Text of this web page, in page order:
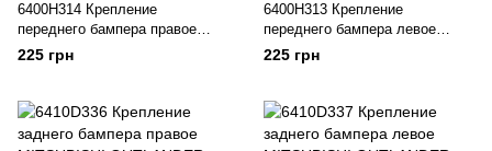
6400H314 Крепление
переднего бампера правое
MITSUBISHI OUTLANDER
(2014-20), (6400H314), (Новая
качества)
225 грн
6400H313 Крепление
переднего бампера левое
MITSUBISHI OUTLANDER
(2014-20), (6400H313), (Новая
качества)
225 грн